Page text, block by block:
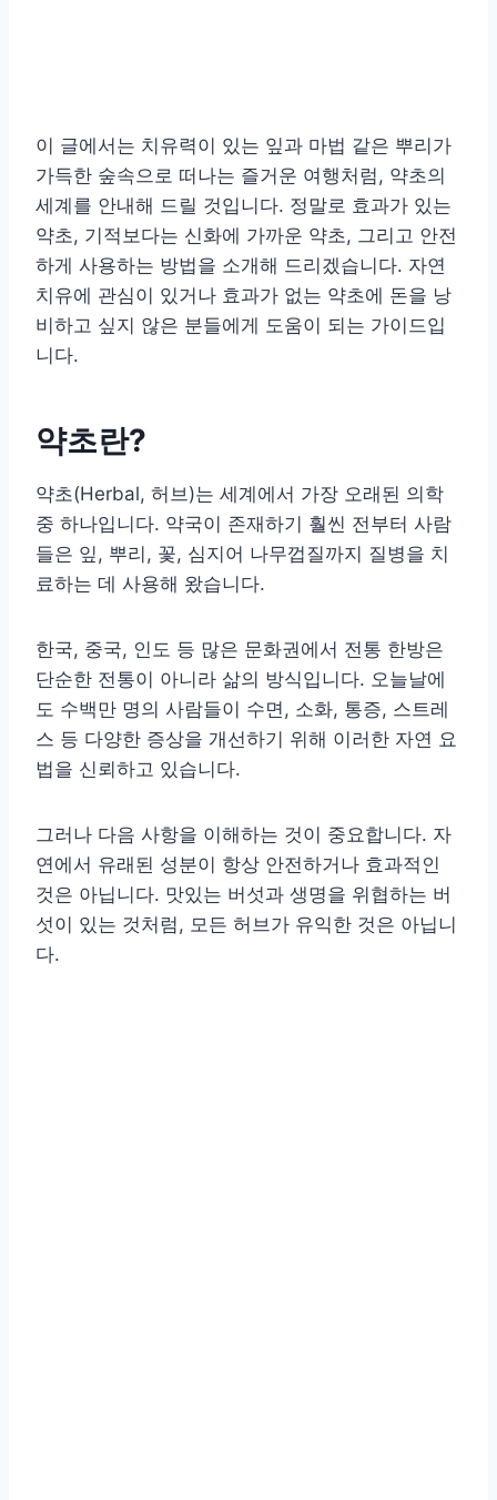
이 글에서는 치유력이 있는 잎과 마법 같은 뿌리가
가득한 숲속으로 떠나는 즐거운 여행처럼, 약초의
세계를 안내해 드릴 것입니다. 정말로 효과가 있는
약초, 기적보다는 신화에 가까운 약초, 그리고 안전
하게 사용하는 방법을 소개해 드리겠습니다. 자연
치유에 관심이 있거나 효과가 없는 약초에 돈을 낭
비하고 싶지 않은 분들에게 도움이 되는 가이드입
니다.
약초란?
약초(Herbal, 허브)는 세계에서 가장 오래된 의학
중 하나입니다. 약국이 존재하기 훨씬 전부터 사람
들은 잎, 뿌리, 꽃, 심지어 나무껍질까지 질병을 치
료하는 데 사용해 왔습니다.
한국, 중국, 인도 등 많은 문화권에서 전통 한방은
단순한 전통이 아니라 삶의 방식입니다. 오늘날에
도 수백만 명의 사람들이 수면, 소화, 통증, 스트레
스 등 다양한 증상을 개선하기 위해 이러한 자연 요
법을 신뢰하고 있습니다.
그러나 다음 사항을 이해하는 것이 중요합니다. 자
연에서 유래된 성분이 항상 안전하거나 효과적인
것은 아닙니다. 맛있는 버섯과 생명을 위협하는 버
섯이 있는 것처럼, 모든 허브가 유익한 것은 아닙니
다.